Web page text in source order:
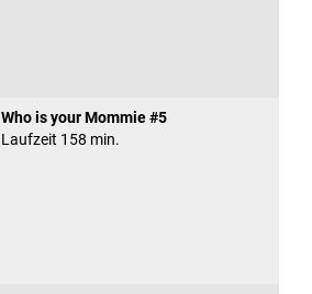
Who is your Mommie #5
Laufzeit 158 min.